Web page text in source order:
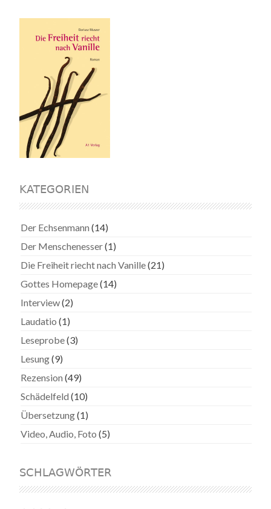
KATEGORIEN
Der Echsenmann (14)
Der Menschenesser(1)
Die Freiheit riecht nach Vanille(21)
Gottes Homepage(14)
Interview(2)
Laudatio (1)
Leseprobe(3)
Lesung(9)
Rezension (49)
Schädelfeld (10)
Übersetzung(1)
Video, Audio, Foto (5)
SCHLAGWÖRTER